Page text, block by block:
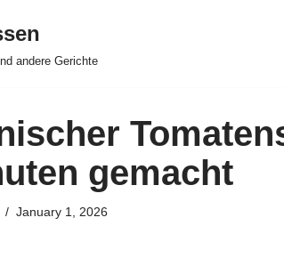
andere Gerichte
gemacht
January 1, 2026